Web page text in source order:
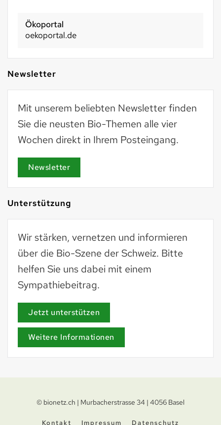
Ökoportal
oekoportal.de
Newsletter
Mit unserem beliebten Newsletter finden
Sie die neusten Bio-Themen alle vier
Wochen direkt in Ihrem Posteingang.
Newsletter
Unterstützung
Wir stärken, vernetzen und informieren
über die Bio-Szene der Schweiz. Bitte
helfen Sie uns dabei mit einem
Sympathiebeitrag.
Jetzt unterstützen
Weitere Informationen
© bionetz.ch | Murbacherstrasse 34 | 4056 Basel
Kontakt Impressum Datenschutz